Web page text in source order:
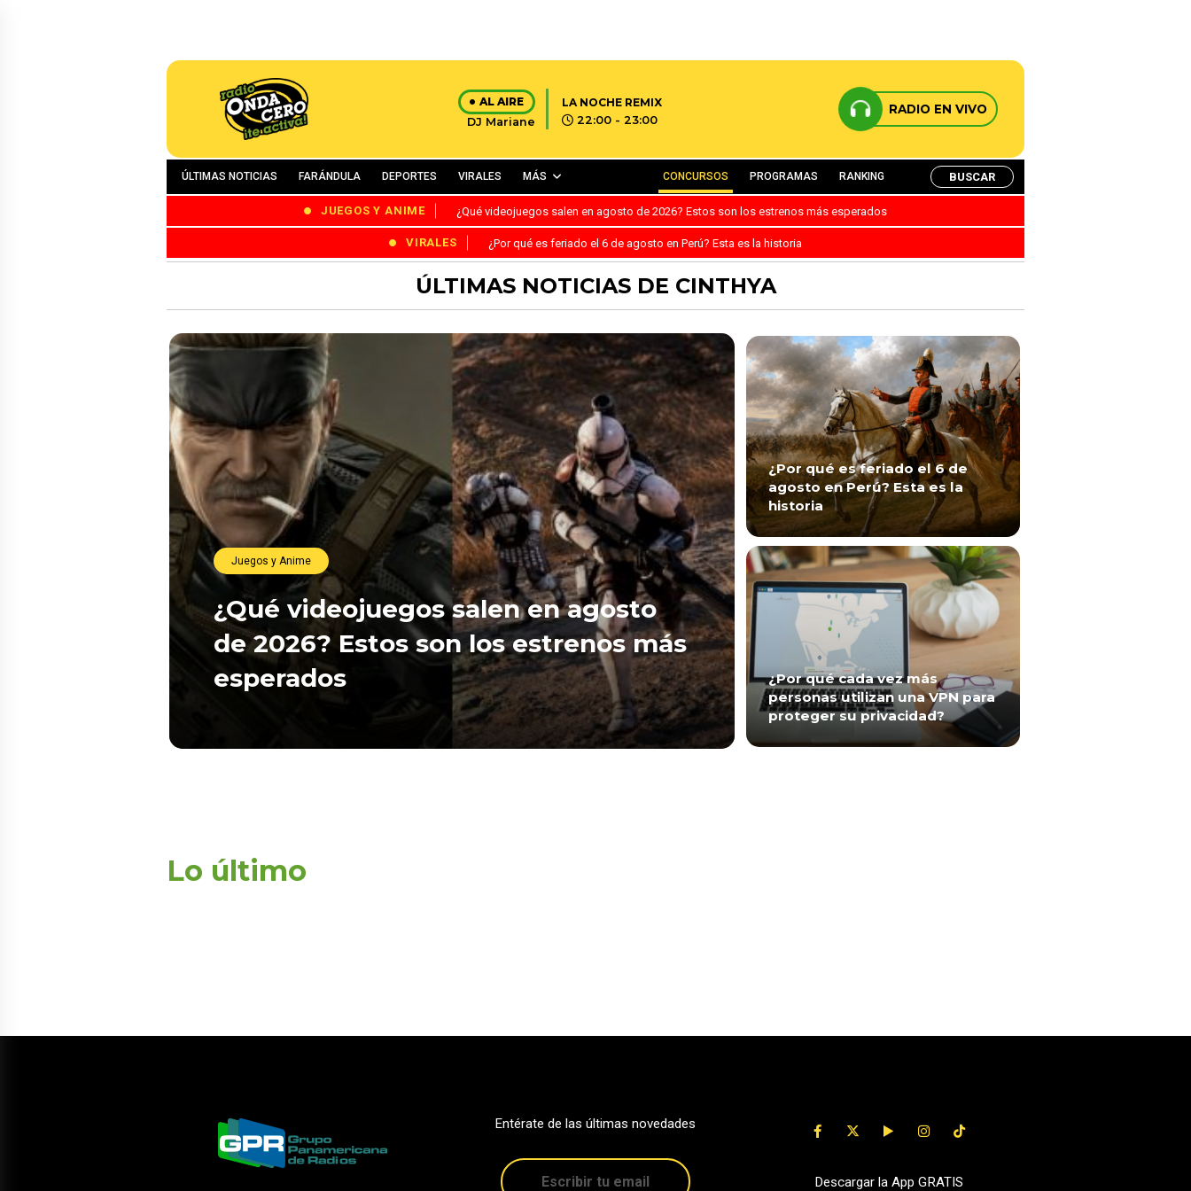
AL AIRE
DJ Mariane
LA NOCHE REMIX
22:00 - 23:00
RADIO EN VIVO
ÚLTIMAS NOTICIAS FARÁNDULA DEPORTES VIRALES MÁS CONCURSOS PROGRAMAS RANKING BUSCAR
JUEGOS Y ANIME ¿Qué videojuegos salen en agosto de 2026? Estos son los estrenos más esperados
VIRALES ¿Por qué es feriado el 6 de agosto en Perú? Esta es la historia
ÚLTIMAS NOTICIAS DE CINTHYA
Juegos y Anime
¿Qué videojuegos salen en agosto
de 2026? Estos son los estrenos más
esperados
¿Por qué es feriado el 6 de
agosto en Perú? Esta es la
historia
¿Por qué cada vez más
personas utilizan una VPN para
proteger su privacidad?
Lo último
Entérate de las últimas novedades
Descargar la App GRATIS